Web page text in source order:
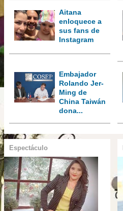
Aitana
enloquece a
sus fans de
Instagram
Embajador
Rolando Jer-
Ming de
China Taiwán
dona...
Espectáculo